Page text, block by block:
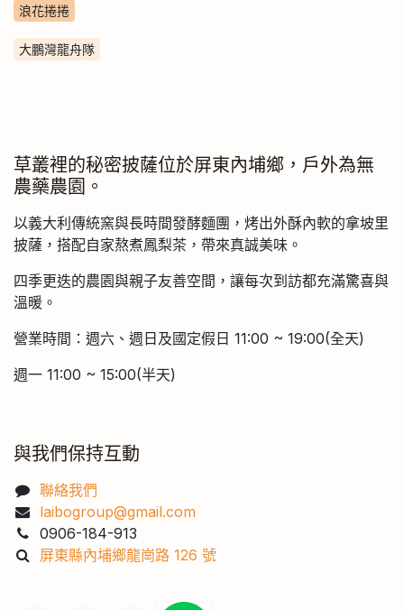
浪花捲捲
大鵬灣龍舟隊
草叢裡的秘密披薩位於屏東內埔鄉，戶外為無
農藥農園。
以義大利傳統窯與長時間發酵麵團，烤出外酥內軟的拿坡里
披薩，搭配自家熬煮鳳梨茶，帶來真誠美味。
四季更迭的農園與親子友善空間，讓每次到訪都充滿驚喜與
溫暖。
營業時間：週六、週日及國定假日 11:00 ~ 19:00(全天)
週一 11:00 ~ 15:00(半天)
與我們保持互動
聯絡我們
laibogroup@gmail.com
0906-184-913
屏東縣內埔鄉龍崗路 126 號